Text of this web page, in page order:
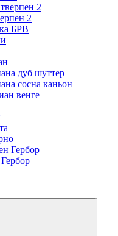
2
БРВ
дуб шуттер
сосна каньон
венге